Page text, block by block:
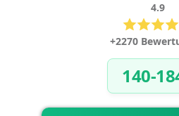
4.9
+2270
140-